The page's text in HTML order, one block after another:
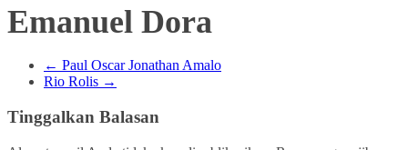
Emanuel Dora
← Paul Oscar Jonathan Amalo
Rio Rolis →
Tinggalkan Balasan